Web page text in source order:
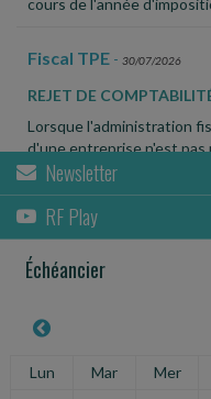
Fiscal TPE - 30/07/2026
REJET DE
Lorsque l'administration
d'une entreprise n'est
appartient alors de
Social-30/07/2026
UN SALARIÉ PEUT ÊTRE
ÊTRE DIRECTEMENT VISÉ
reprochait des « pratiques
Newsletter
RF Play
Échéancier
Lun Mar Mer